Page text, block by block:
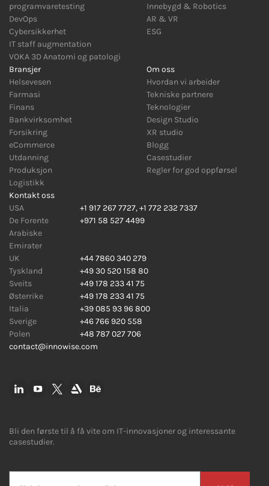
programvaretesting
DevOps
Cybersikkerhet
IT staff augmentation
VOKA 3D Anatomi og patologi
Innebygd & Robotics
AR & VR
ESG
Bransjer
Helsevesen
Farmasi
Finans
Bankvirksomhet
Forsikring
eCommerce
Utdanning
Produksjon
Logistikk
Om oss
Hvordan vi arbeider
Tekniske partnere
Teknologier
Design Studio
XR studio
Blogg
Casestudier
Regler for god oppførsel
Kontakt oss
USA
+1 917 267 7727,+1 772 232 7337
De Forente
Arabiske
Emirater
+971 58 527 4499
UK
+44 7860 340 279
Tyskland
+49 30 520 158 80
Sveits
+49 178 233 41 75
Østerrike
+49 178 233 41 75
Italia
+39 085 93 96 800
Sverige
+46 766 920 558
Polen
+48 787 027 706
contact@innowise.com
Bli den første til å få vite om IT-innovasjoner og interessante
casestudier.